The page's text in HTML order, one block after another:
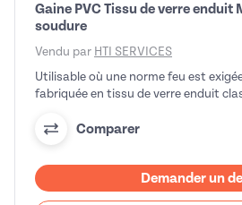
Gaine PVC Tissu de verre enduit
soudure
Vendu par HTI SERVICES
Utilisable où une norme feu est
fabriquée en tissu de verre enduit
Comparer
Demander un